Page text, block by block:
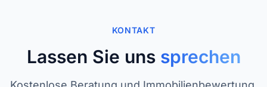
KONTAKT
Lassen Sie uns sprechen